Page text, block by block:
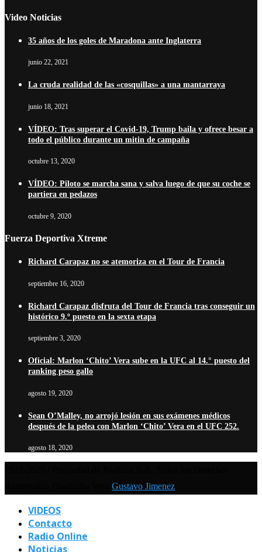
Video Noticias
35 años de los goles de Maradona ante Inglaterra
junio 22, 2021
La cruda realidad de las «cosquillas» a una mantarraya
junio 18, 2021
VÍDEO: Tras superar el Covid-19, Trump baila y ofrece besar a
todo el público durante un mitin de campaña
octubre 13, 2020
VÍDEO: Piloto se marcha sana y salva luego de que su coche se
partiera en pedazos
octubre 9, 2020
Fuerza Deportiva Xtreme
Richard Carapaz no se atemoriza en el Tour de Francia
septiembre 16, 2020
Richard Carapaz disfruta del Tour de Francia tras conseguir un
histórico 9.º puesto en la sexta etapa
septiembre 3, 2020
Oficial: Marlon ‘Chito’ Vera sube en la UFC al 14.° puesto del
ranking peso gallo
agosto 19, 2020
Sean O’Malley, no arrojó lesión en sus exámenes médicos
después de la pelea con Marlon ‘Chito’ Vera en el UFC 252.
agosto 18, 2020
Gustavo Jimenez
VIDEOS
Contacto
Radio Online
Noticias